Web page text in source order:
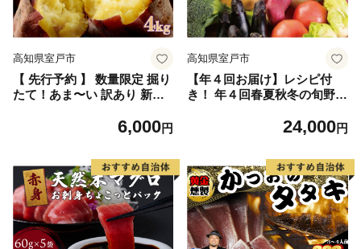
高知県室戸市
【 先行予約 】 数量限定 掘り
たて！あま〜い 訳あり 新さ
つま芋 野菜 サツマイモ 甘い
6,000円
高知県室戸市
【年４回お届け】レシピ付
き！ 年４回春夏秋冬の旬野菜
24,000円